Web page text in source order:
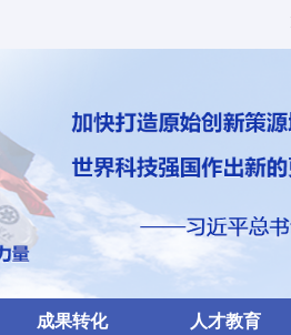
成果转化 人才教育